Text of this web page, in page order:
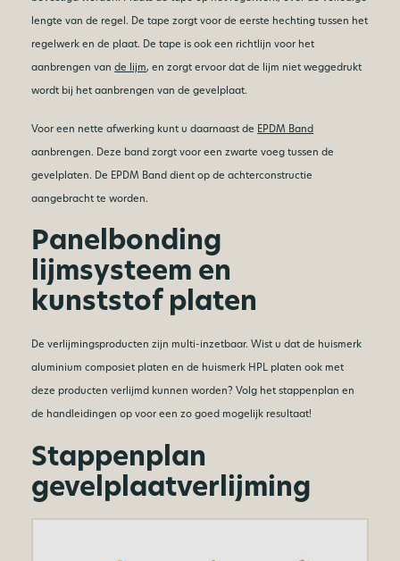
lengte van de regel. De tape zorgt voor de eerste hechting tussen het
regelwerk en de plaat. De tape is ook een richtlijn voor het
aanbrengen vande lijm, en zorgt ervoor dat de lijm niet weggedrukt
wordt bij het aanbrengen van de gevelplaat.
Voor een nette afwerking kunt u daarnaast de EPDM Band
aanbrengen. Deze band zorgt voor een zwarte voeg tussen de
gevelplaten. De EPDM Band dient op de achterconstructie
aangebracht te worden.
Panelbonding
lijmsysteem en
kunststof platen
De verlijmingsproducten zijn multi-inzetbaar. Wist u dat de huismerk
aluminium composiet platen en de huismerk HPL platen ook met
deze producten verlijmd kunnen worden? Volg het stappenplan en
de handleidingen op voor een zo goed mogelijk resultaat!
Stappenplan
gevelplaatverlijming